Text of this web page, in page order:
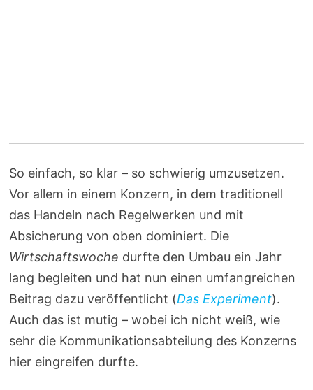
So einfach, so klar – so schwierig umzusetzen.
Vor allem in einem Konzern, in dem traditionell
das Handeln nach Regelwerken und mit
Absicherung von oben dominiert. Die
Wirtschaftswoche durfte den Umbau ein Jahr
lang begleiten und hat nun einen umfangreichen
Beitrag dazu veröffentlicht (Das Experiment).
Auch das ist mutig – wobei ich nicht weiß, wie
sehr die Kommunikationsabteilung des Konzerns
hier eingreifen durfte.